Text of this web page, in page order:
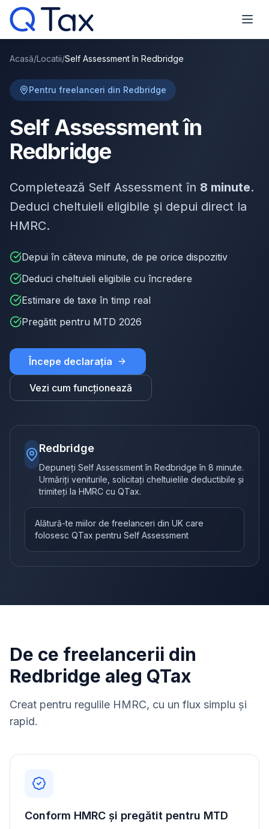
Acasă/Locatii/Self Assessment în Redbridge
Pentru freelanceri din Redbridge
Self Assessment în
Redbridge
Completează Self Assessment în 8 minute.
Deduci cheltuieli eligibile și depui direct la
HMRC.
Depui în câteva minute, de pe orice dispozitiv
Deduci cheltuieli eligibile cu încredere
Estimare de taxe în timp real
Pregătit pentru MTD 2026
Începe declarația
Vezi cum funcționează
Redbridge
Depuneți Self Assessment în Redbridge în 8 minute.
Urmăriți veniturile, solicitați cheltuielile deductibile și
trimiteți la HMRC cu QTax.
Alătură-te miilor de freelanceri din UK care
folosesc QTax pentru Self Assessment
De ce freelancerii din
Redbridge aleg QTax
Creat pentru regulile HMRC, cu un flux simplu și
rapid.
Conform HMRC și pregătit pentru MTD